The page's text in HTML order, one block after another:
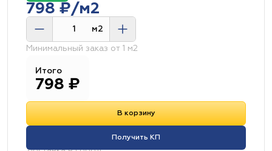
798 ₽/м2
м2
Минимальный заказ от 1 м2
Итого
798 ₽
В корзину
Получить КП